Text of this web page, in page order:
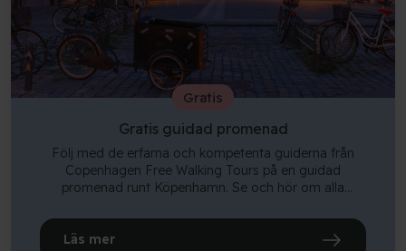
Gratis
Gratis guidad promenad
Följ med de erfarna och kompetenta guiderna från
Copenhagen Free Walking Tours på en guidad
promenad runt Köpenhamn. Se och hör om alla
som finns i den danska huvudstaden.
Läs mer